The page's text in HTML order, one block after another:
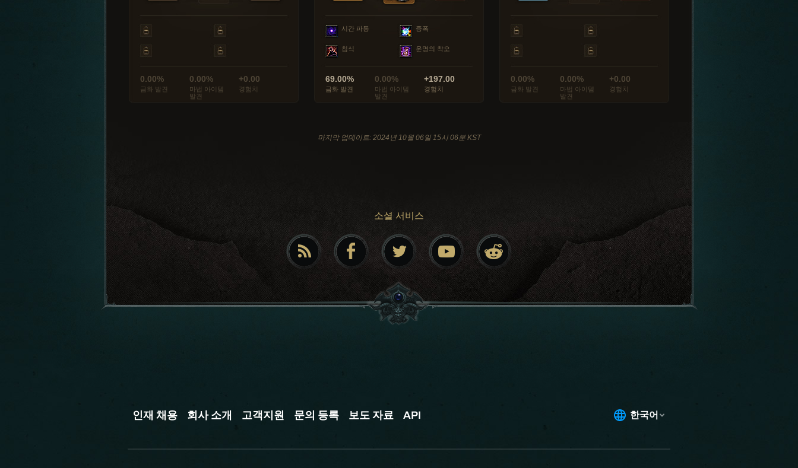
0.00%
금화 발견
0.00%
마법 아이템
발견
+0.00
경험치
시간 파동 증폭
침식 운명의 착오
69.00%
금화 발견
0.00%
마법 아이템
발견
+197.00
경험치
0.00%
금화 발견
0.00%
마법 아이템
발견
+0.00
경험치
마지막 업데이트: 2024년 10월 06일 15시 06분 KST
소셜 서비스